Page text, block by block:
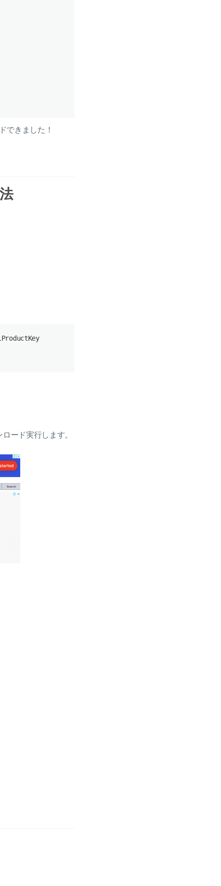
できました！
ロード実行します。